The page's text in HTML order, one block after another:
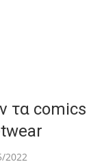
τα comics
2022